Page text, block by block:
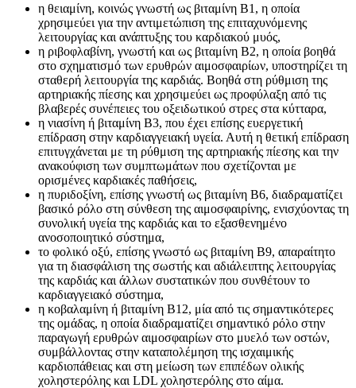
η θειαμίνη, κοινώς γνωστή ως βιταμίνη Β1, η οποία
χρησιμεύει για την αντιμετώπιση της επιταχυνόμενης
λειτουργίας και ανάπτυξης του καρδιακού μυός,
η ριβοφλαβίνη, γνωστή και ως βιταμίνη Β2, η οποία βοηθά
στο σχηματισμό των ερυθρών αιμοσφαιρίων, υποστηρίζει τη
σταθερή λειτουργία της καρδιάς. Βοηθά στη ρύθμιση της
αρτηριακής πίεσης και χρησιμεύει ως προφύλαξη από τις
βλαβερές συνέπειες του οξειδωτικού στρες στα κύτταρα,
η νιασίνη ή βιταμίνη Β3, που έχει επίσης ευεργετική
επίδραση στην καρδιαγγειακή υγεία. Αυτή η θετική επίδραση
επιτυγχάνεται με τη ρύθμιση της αρτηριακής πίεσης και την
ανακούφιση των συμπτωμάτων που σχετίζονται με
ορισμένες καρδιακές παθήσεις,
η πυριδοξίνη, επίσης γνωστή ως βιταμίνη Β6, διαδραματίζει
βασικό ρόλο στη σύνθεση της αιμοσφαιρίνης, ενισχύοντας τη
συνολική υγεία της καρδιάς και το εξασθενημένο
ανοσοποιητικό σύστημα,
το φολικό οξύ, επίσης γνωστό ως βιταμίνη Β9, απαραίτητο
για τη διασφάλιση της σωστής και αδιάλειπτης λειτουργίας
της καρδιάς και άλλων συστατικών που συνθέτουν το
καρδιαγγειακό σύστημα,
η κοβαλαμίνη ή βιταμίνη B12, μία από τις σημαντικότερες
της ομάδας, η οποία διαδραματίζει σημαντικό ρόλο στην
παραγωγή ερυθρών αιμοσφαιρίων στο μυελό των οστών,
συμβάλλοντας στην καταπολέμηση της ισχαιμικής
καρδιοπάθειας και στη μείωση των επιπέδων ολικής
χοληστερόλης και LDL χοληστερόλης στο αίμα.